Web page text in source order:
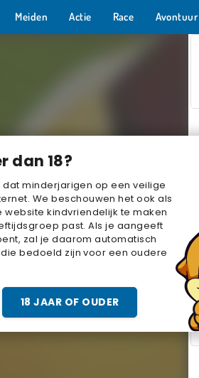
dan 18?
minderjarigen op een veilige
We beschouwen het ook als
kindvriendelijk te maken
past. Als je aangeeft
zal je daarom automatisch
bedoeld zijn voor een oudere
18 JAAR OF OUDER
Meiden Actie Race Avontuur